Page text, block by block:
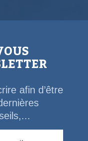
afin d’être